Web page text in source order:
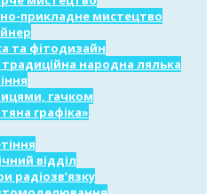
прикладне мистецтво
та фітодизайн
традиційна народна лялька
гачком
графіка»
відділ
радіозв’язку